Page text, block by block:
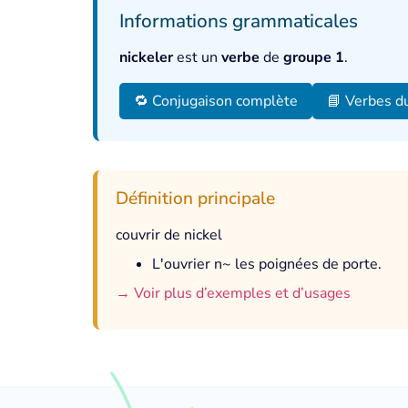
Informations grammaticales
nickelerest un verbe de groupe 1.
🔁 Conjugaison complète 📘 Verbes
Définition principale
couvrir de nickel
L'ouvrier n~ les poignées de porte.
→ Voir plus d’exemples et d’usages